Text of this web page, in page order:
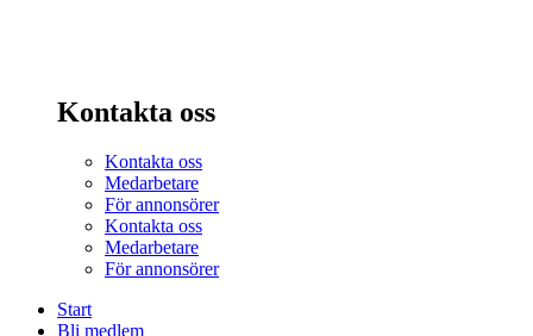
Kontakta oss
Kontakta oss
Medarbetare
För annonsörer
Kontakta oss
Medarbetare
För annonsörer
Start
Bli medlem